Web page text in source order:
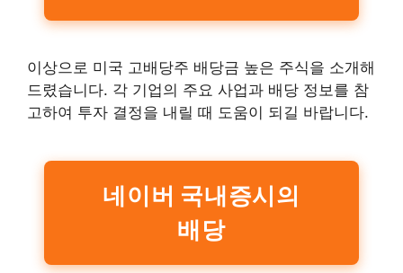
이상으로 미국 고배당주 배당금 높은 주식을 소개해
드렸습니다. 각 기업의 주요 사업과 배당 정보를 참
고하여 투자 결정을 내릴 때 도움이 되길 바랍니다.
네이버 국내증시의
배당